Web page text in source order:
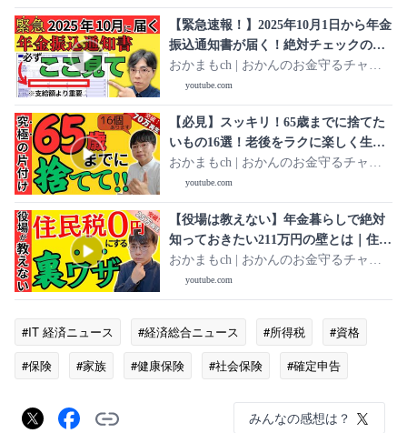
【緊急速報！】2025年10月1日から年金
振込通知書が届く！絶対チェックのポ
イント2つを分かりやすく解説／なにが
通知される？届かない人はいるの？全
部答えます！
おかまもch | おかんのお金守るチャン
ネルyoutube.com
【必見】スッキリ！65歳までに捨てた
いもの16選！老後をラクに楽しく生き
るために手放そう【シニアの片付け:断
捨離で生活を整える】
おかまもch | おかんのお金守るチャン
ネルyoutube.com
【役場は教えない】年金暮らしで絶対
知っておきたい211万円の壁とは｜住民
税を0円にする非課税世帯の基準と注意
すべきポイントも解説
おかまもch | おかんのお金守るチャン
ネルyoutube.com
#IT 経済ニュース #経済総合ニュース #所得税
#資格
#保険
#家族 #健康保険 #社会保険
#確定申告
みんなの感想は？